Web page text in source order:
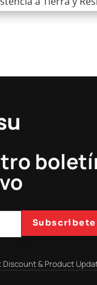
Subscribete
Discount & Product